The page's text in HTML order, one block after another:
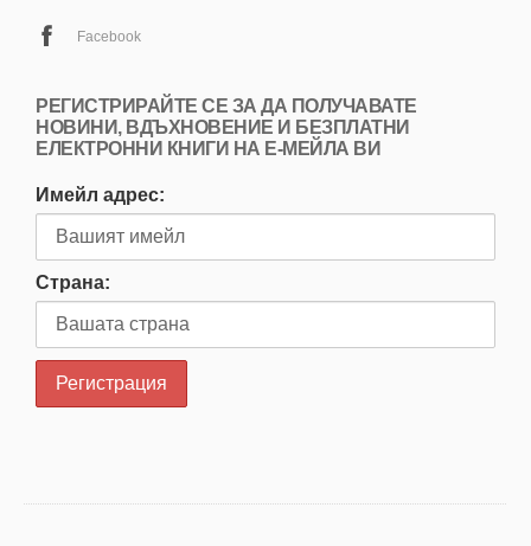
Facebook
РЕГИСТРИРАЙТЕ СЕ ЗА ДА ПОЛУЧАВАТЕ
НОВИНИ, ВДЪХНОВЕНИЕ И БЕЗПЛАТНИ
ЕЛЕКТРОННИ КНИГИ НА Е-МЕЙЛА ВИ
Имейл адрес:
Страна: